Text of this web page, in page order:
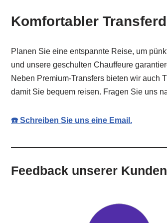
Komfortabler
Planen Sie eine entspannte Reise, um
und unsere geschulten Chauffeure
Neben Premium-Transfers bieten wir auch
damit Sie bequem reisen. Fragen Sie uns
☎️ Schreiben Sie uns eine Email.
Feedback unserer